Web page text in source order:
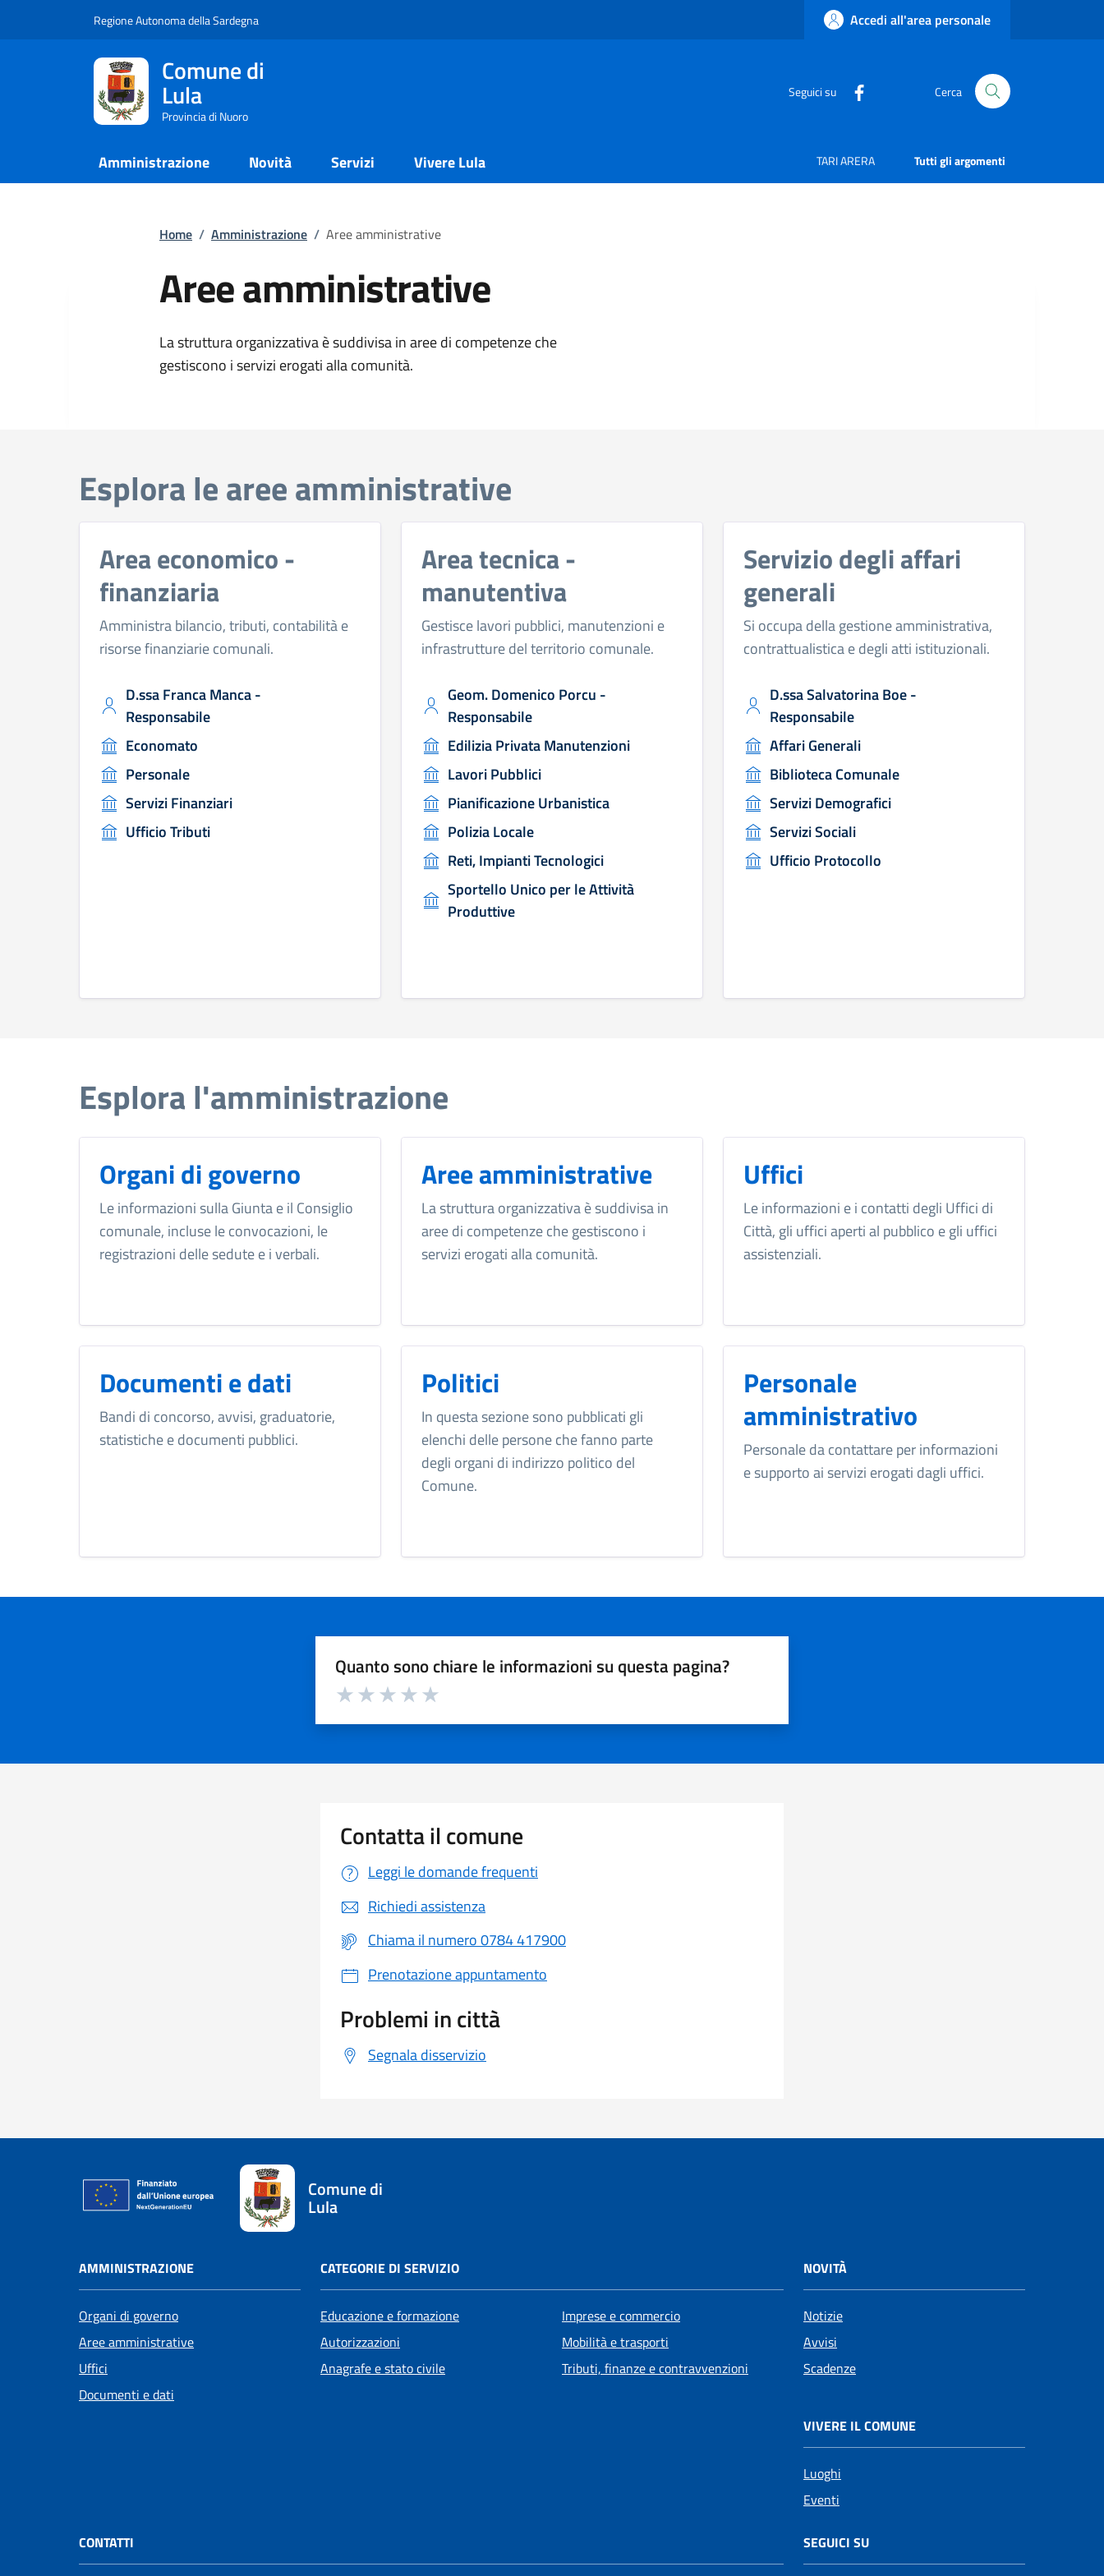
Regione Autonoma della Sardegna Accedi all'area personale
Comune di
Lula
Provincia di Nuoro
Seguici su Cerca
Amministrazione Novità Servizi Vivere Lula TARI ARERA Tutti gli argomenti
Home / Amministrazione / Aree amministrative
Aree amministrative
La struttura organizzativa è suddivisa in aree di competenze che
gestiscono i servizi erogati alla comunità.
Esplora le aree amministrative
Area economico -
finanziaria
Amministra bilancio, tributi, contabilità e
risorse finanziarie comunali.
D.ssa Franca Manca -
Responsabile
Economato
Personale
Servizi Finanziari
Ufficio Tributi
Area tecnica -
manutentiva
Gestisce lavori pubblici, manutenzioni e
infrastrutture del territorio comunale.
Geom. Domenico Porcu -
Responsabile
Edilizia Privata Manutenzioni
Lavori Pubblici
Pianificazione Urbanistica
Polizia Locale
Reti, Impianti Tecnologici
Sportello Unico per le Attività
Produttive
Servizio degli affari
generali
Si occupa della gestione amministrativa,
contrattualistica e degli atti istituzionali.
D.ssa Salvatorina Boe -
Responsabile
Affari Generali
Biblioteca Comunale
Servizi Demografici
Servizi Sociali
Ufficio Protocollo
Esplora l'amministrazione
Organi di governo
Le informazioni sulla Giunta e il Consiglio
comunale, incluse le convocazioni, le
registrazioni delle sedute e i verbali.
Aree amministrative
La struttura organizzativa è suddivisa in
aree di competenze che gestiscono i
servizi erogati alla comunità.
Uffici
Le informazioni e i contatti degli Uffici di
Città, gli uffici aperti al pubblico e gli uffici
assistenziali.
Documenti e dati
Bandi di concorso, avvisi, graduatorie,
statistiche e documenti pubblici.
Politici
In questa sezione sono pubblicati gli
elenchi delle persone che fanno parte
degli organi di indirizzo politico del
Comune.
Personale
amministrativo
Personale da contattare per informazioni
e supporto ai servizi erogati dagli uffici.
Quanto sono chiare le informazioni su questa pagina?
Valuta da 1 a 5 stelle la pagina
Contatta il comune
Leggi le domande frequenti
Richiedi assistenza
Chiama il numero 0784 417900
Prenotazione appuntamento
Problemi in città
Segnala disservizio
Comune di
Lula
AMMINISTRAZIONE
Organi di governo
Aree amministrative
Uffici
Documenti e dati
CATEGORIE DI SERVIZIO
Educazione e formazione
Autorizzazioni
Anagrafe e stato civile
Imprese e commercio
Mobilità e trasporti
Tributi, finanze e contravvenzioni
NOVITÀ
Notizie
Avvisi
Scadenze
VIVERE IL COMUNE
Luoghi
Eventi
CONTATTI SEGUICI SU